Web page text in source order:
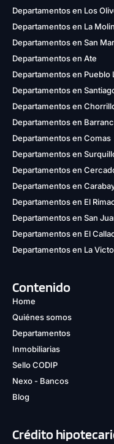
Departamentos en Los
Departamentos en La
Departamentos en San
Departamentos en Ate
Departamentos en Pueblo
Departamentos en
Departamentos en
Departamentos en
Departamentos en Comas
Departamentos en
Departamentos en
Departamentos en
Departamentos en El
Departamentos en San
Departamentos en El
Departamentos en La
Contenido
Home
Quiénes somos
Departamentos
Inmobiliarias
Sello CODIP
Nexo - Bancos
Blog
Crédito